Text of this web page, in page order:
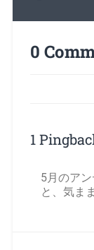
0
1
5月のア
と、気ま